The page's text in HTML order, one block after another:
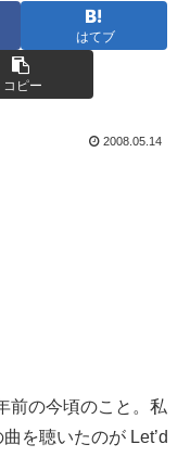
はてブ
コピー
2008.05.14
前の今頃のこと。私
を聴いたのが Let’d